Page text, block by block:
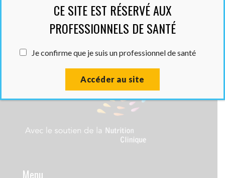
Menu
CE SITE EST RÉSERVÉ AUX
PROFESSIONNELS DE SANTÉ
Je confirme que je suis un professionnel de santé
Accéder au site